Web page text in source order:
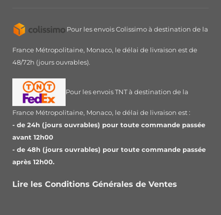
Pour les envois Colissimo à destination de la
France Métropolitaine, Monaco, le délai de livraison est de
48/72h (jours ouvrables).
Pour les envois TNT à destination de la
France Métropolitaine, Monaco, le délai de livraison est :
- de 24h (jours ouvrables) pour toute commande passée
avant 12h00
- de 48h (jours ouvrables) pour toute commande passée
après 12h00.
Lire les Conditions Générales de Ventes